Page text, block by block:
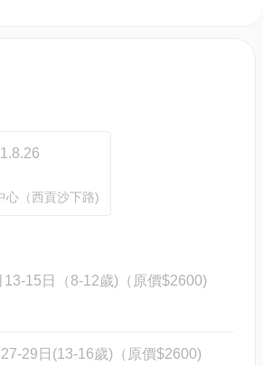
心（西貢沙下路)
13-15日（8-12歲)（原價$2600)
27-29日(13-16歲)（原價$2600)